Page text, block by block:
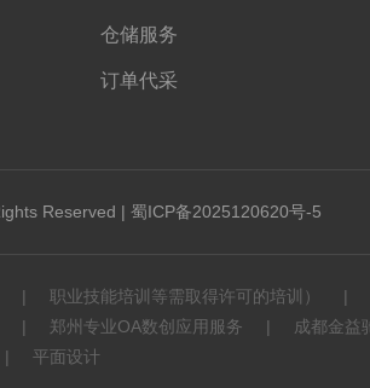
仓储服务
订单代采
Reserved | 蜀ICP备2025120620号-5
职业技能培训等需取得许可的培训）
郑州专业OA数创应用服务
成都金益
平面设计